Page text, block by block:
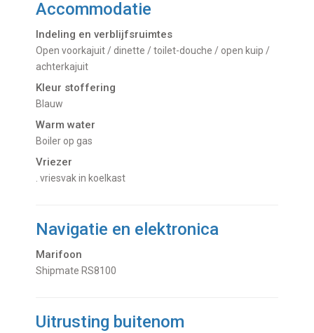
Accommodatie
Indeling en verblijfsruimtes
Open voorkajuit / dinette / toilet-douche / open kuip /
achterkajuit
Kleur stoffering
Blauw
Warm water
boiler op gas
Vriezer
. vriesvak in koelkast
Navigatie en elektronica
Marifoon
Shipmate RS8100
Uitrusting buitenom